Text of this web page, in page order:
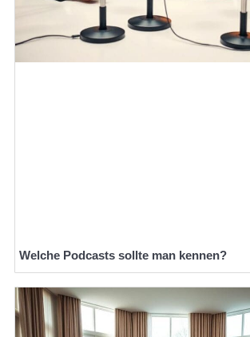
Welche Podcasts sollte man kennen?